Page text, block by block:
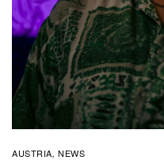
AUSTRIA, NEWS